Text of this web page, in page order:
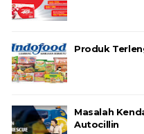
Produk
Masalah
Autocillin